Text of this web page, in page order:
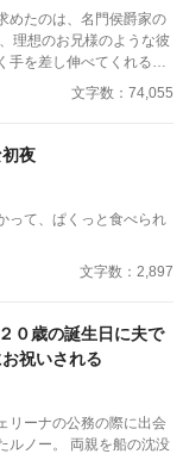
っていると思い込んでい
めたのは、名門侯爵家の
理想のお兄様のような彼
手を差し伸べてくれる。
。 守られているだけのは
ースウェル侯爵家のも
くしてくるお兄様系ヒー
落とされていく、甘くて
―― （完結済ー本編10話＋後日談２話）
文字数：74,055
夜
って、ぱくっと食べられ
文字数：2,897
０歳の誕生日に夫で
祝いされる
リーナの公務の際に出会
ルノー。 両親を船の沈没